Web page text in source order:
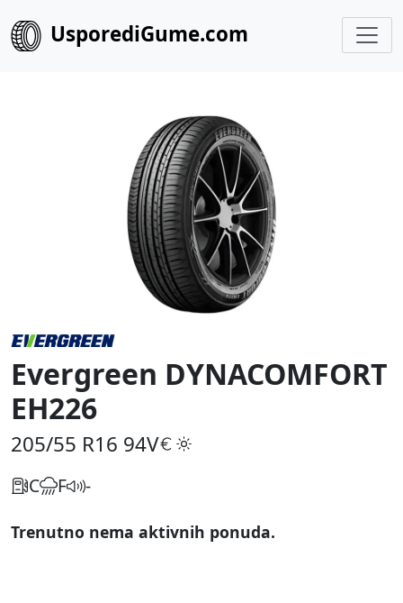
UsporediGume.com
Evergreen DYNACOMFORT
EH226
205/55 R16 94V
C F -
Trenutno nema aktivnih ponuda.